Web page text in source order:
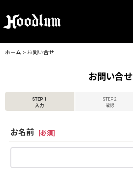
ホーム > お問い合せ
お問い合せ
STEP 1
入力
STEP 2
確認
お名前 [必須]